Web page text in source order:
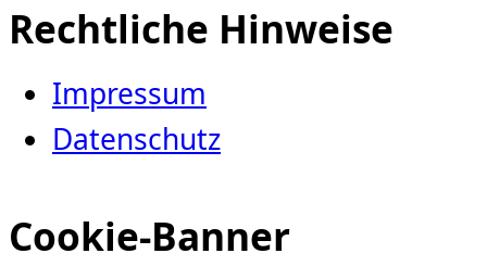
Rechtliche Hinweise
Impressum
Datenschutz
Cookie-Banner